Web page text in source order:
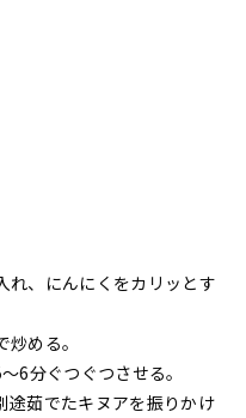
、にんにくをカリッとす
める。
6分ぐつぐつさせる。
茹でたキヌアを振りかけ